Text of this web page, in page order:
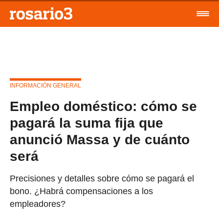
INFORMACIÓN GENERAL
Empleo doméstico: cómo se
pagará la suma fija que
anunció Massa y de cuánto
será
Precisiones y detalles sobre cómo se pagará el
bono. ¿Habrá compensaciones a los
empleadores?